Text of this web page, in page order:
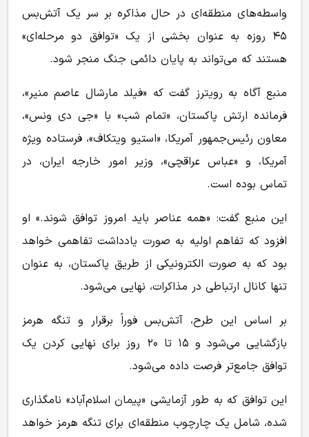
واسطه‌های منطقه‌ای در حال مذاکره بر سر یک آتش‌بس
۴۵ روزه به عنوان بخشی از یک «توافق دو مرحله‌ای»
هستند که می‌تواند به پایان دائمی جنگ منجر شود.
منبع آگاه به رویترز گفت که «فیلد مارشال عاصم منیر»،
فرمانده ارتش پاکستان، «تمام شب» با «جی دی ونس»،
معاون رئیس‌جمهور آمریکا، «استیو ویتکاف»، فرستاده ویژه
آمریکا، و «عباس عراقچی»، وزیر امور خارجه ایران، در
تماس بوده است.
این منبع گفت: «همه عناصر باید امروز توافق شوند.» او
افزود که تفاهم اولیه به صورت یادداشت تفاهمی خواهد
بود که به صورت الکترونیکی از طریق پاکستان، به عنوان
تنها کانال ارتباطی در مذاکرات، نهایی می‌شود.
بر اساس این طرح، آتش‌بس فوراً برقرار و تنگه هرمز
بازگشایی می‌شود و ۱۵ تا ۲۰ روز برای نهایی کردن یک
توافق جامع‌تر فرصت داده می‌شود.
این توافق که به طور آزمایشی «پیمان اسلام‌آباد» نامگذاری
شده، شامل یک چارچوب منطقه‌ای برای تنگه هرمز خواهد